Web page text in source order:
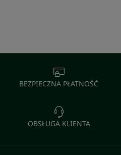
BEZPIECZNA PŁATNOŚĆ
OBSŁUGA KLIENTA